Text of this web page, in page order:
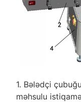
1. Bələdçi
məhsulu